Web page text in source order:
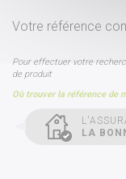
Votre référence
Pour effectuer votre
de produit
Où trouver la référence de
LA